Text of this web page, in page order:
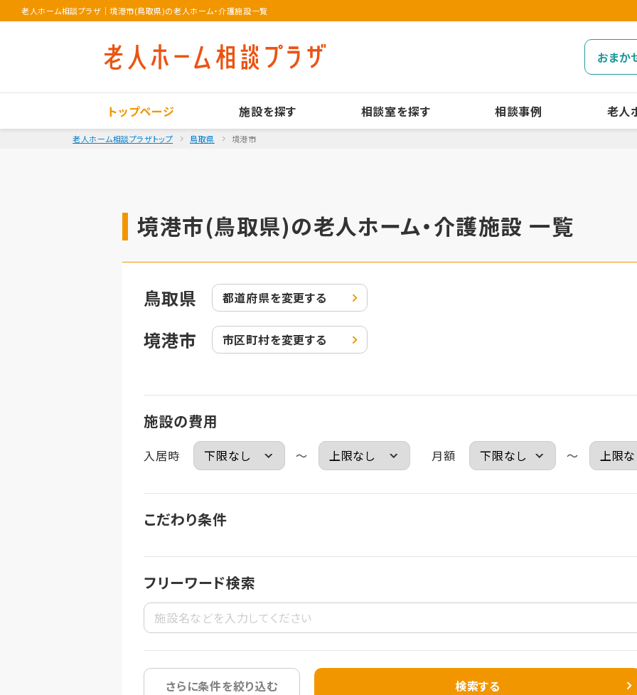
老人ホーム相談プラザ ｜境港市(鳥取県)の老人ホーム・介護施設一覧
おまか
トップページ 施設を探す 相談室を探す 相談事例 老人
老人ホーム相談プラザトップ 鳥取県 境港市
境港市(鳥取県)の老人ホーム・介護施設 一覧
鳥取県 都道府県を変更する
境港市 市区町村を変更する
施設の費用
入居時 ～ 月額 ～
こだわり条件
フリーワード検索
さらに条件を絞り込む 検索する